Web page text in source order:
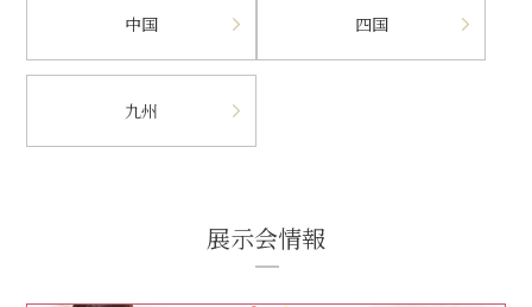
中国 四国
九州
展示会情報